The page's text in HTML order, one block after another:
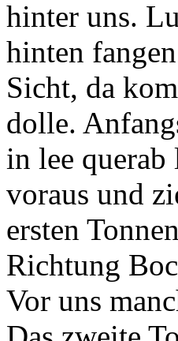
hinter uns.
hinten
Sicht, da
dolle.
in lee querab
voraus und
ersten
Richtung
Vor uns